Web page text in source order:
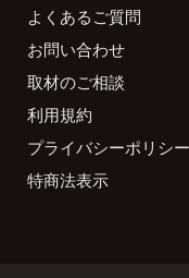
よくあるご質問
お問い合わせ
取材のご相談
利用規約
プライバシーポリシー
特商法表示